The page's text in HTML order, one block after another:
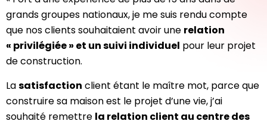
grands groupes nationaux, je me suis rendu compte
que nos clients souhaitaient avoir une relation
« privilégiée » et un suivi individuel pour leur projet
de construction.
Lasatisfaction client étant le maître mot, parce que
construire sa maison est le projet d’une vie, j’ai
souhaité remettre la relation client au centre des